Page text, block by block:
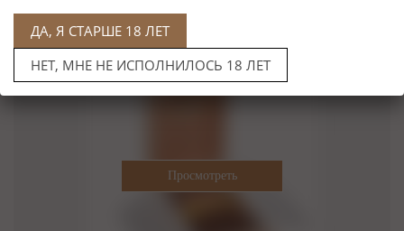
ДА, Я СТАРШЕ 18 ЛЕТ
НЕТ, МНЕ НЕ ИСПОЛНИЛОСЬ 18 ЛЕТ